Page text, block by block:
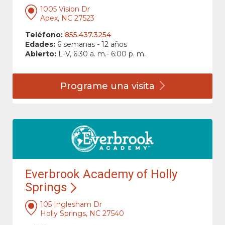
1005 Vision Dr
Apex, NC 27523
Teléfono: 855.437.3254
Edades: 6 semanas - 12 años
Abierto: L-V, 6:30 a. m.- 6:00 p. m.
Programe una visita
Everbrook Academy of Holly
Springs
105 Inglesham Dr
Holly Springs, NC 27540